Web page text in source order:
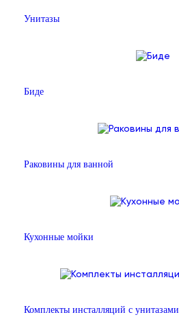
Унитазы
Биде
Раковины для ванной
Кухонные мойки
Комплекты инсталляций с унитазами